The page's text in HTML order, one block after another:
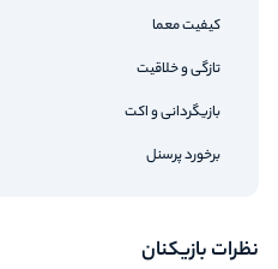
کیفیت معما
تازگی و خلاقیت
بازیگردانی و اکت
برخورد پرسنل
نظرات بازیکنان